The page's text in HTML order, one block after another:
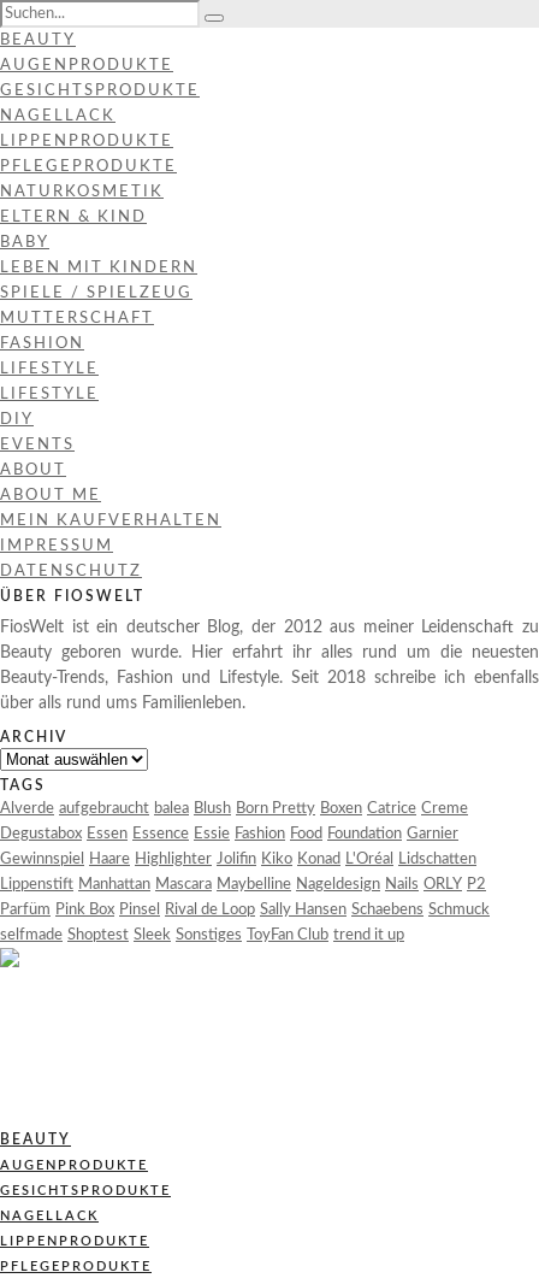
BEAUTY
AUGENPRODUKTE
GESICHTSPRODUKTE
NAGELLACK
LIPPENPRODUKTE
PFLEGEPRODUKTE
NATURKOSMETIK
ELTERN & KIND
BABY
LEBEN MIT KINDERN
SPIELE / SPIELZEUG
MUTTERSCHAFT
FASHION
LIFESTYLE
LIFESTYLE
DIY
EVENTS
ABOUT
ABOUT ME
MEIN KAUFVERHALTEN
IMPRESSUM
DATENSCHUTZ
ÜBER FIOSWELT
FiosWelt ist ein deutscher Blog, der 2012 aus meiner Leidenschaft zu
Beauty geboren wurde. Hier erfahrt ihr alles rund um die neuesten
Beauty-Trends, Fashion und Lifestyle. Seit 2018 schreibe ich ebenfalls
über alls rund ums Familienleben.
ARCHIV
Archiv
TAGS
Alverde aufgebraucht balea Blush Born Pretty Boxen Catrice Creme
Degustabox Essen Essence Essie Fashion Food Foundation Garnier
Gewinnspiel
Haare Highlighter Jolifin Kiko Konad L'Oréal
Lidschatten
Lippenstift Manhattan Mascara Maybelline Nageldesign Nails ORLY P2
Parfüm Pink Box Pinsel Rival de Loop Sally Hansen Schaebens Schmuck
selfmade Shoptest Sleek Sonstiges ToyFan Club trend it up
BEAUTY
AUGENPRODUKTE
GESICHTSPRODUKTE
NAGELLACK
LIPPENPRODUKTE
PFLEGEPRODUKTE